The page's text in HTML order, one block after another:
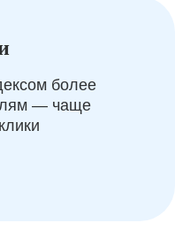
более
— чаще